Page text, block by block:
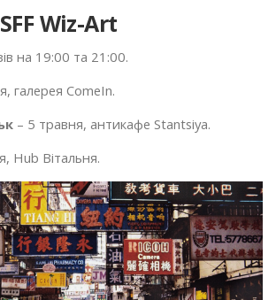
ПІДТРИМАТИ
ПРОЄКТИ
Wiz-Art
на 19:00 та 21:00.
галерея ComeIn.
– 5 травня, антикафе Stantsiya.
Hub Вітальня.